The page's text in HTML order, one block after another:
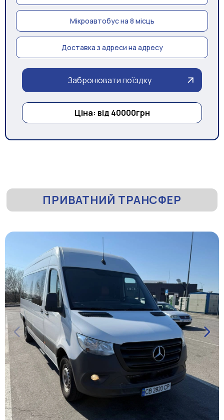
Мікроавтобус на 8 місць
Доставка з адреси на адресу
Забронювати поїздку
Ціна: від 40000грн
ПРИВАТНИЙ ТРАНСФЕР